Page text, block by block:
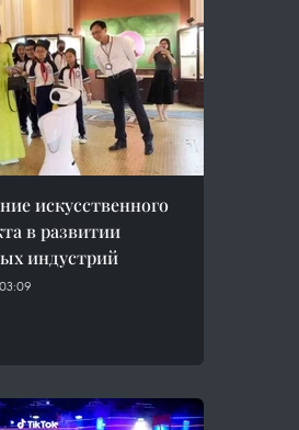
искусственного
в развитии
индустрий